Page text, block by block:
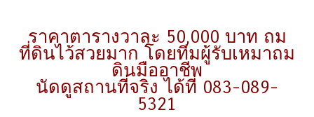
ราคาตารางวาละ 50,000 บาท ถม
ที่ดินไว้สวยมาก โดยทีมผู้รับเหมาถม
ดินมืออาชีพ
นัดดูสถานที่จริง ได้ที่ 083-089-
5321